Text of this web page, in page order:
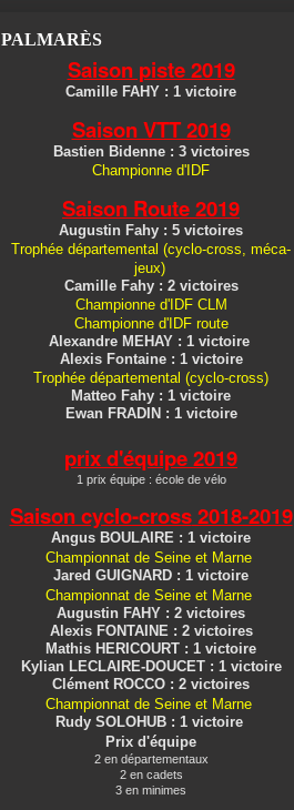
PALMARÈS
Saison piste 2019
Camille FAHY : 1 victoire
Saison VTT 2019
Bastien Bidenne : 3 victoires
Championne d'IDF
Saison Route 2019
Augustin Fahy : 5 victoires
Trophée départemental (cyclo-cross, méca-
jeux)
Camille Fahy : 2 victoires
Championne d'IDF CLM
Championne d'IDF route
Alexandre MEHAY : 1 victoire
Alexis Fontaine : 1 victoire
Trophée départemental (cyclo-cross)
Matteo Fahy : 1 victoire
Ewan FRADIN : 1 victoire
prix d'équipe 2019
1 prix équipe : école de vélo
Saison cyclo-cross2018-2019
Angus BOULAIRE : 1 victoire
Championnat de Seine et Marne
Jared GUIGNARD : 1 victoire
Championnat de Seine et Marne
Augustin FAHY : 2 victoires
Alexis FONTAINE : 2 victoires
Mathis HERICOURT : 1 victoire
Kylian LECLAIRE-DOUCET : 1 victoire
Clément ROCCO : 2 victoires
Championnat de Seine et Marne
Rudy SOLOHUB : 1 victoire
Prix d'équipe
2 en départementaux
2 en cadets
3 en minimes